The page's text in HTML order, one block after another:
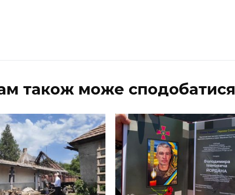
також може сподобатися